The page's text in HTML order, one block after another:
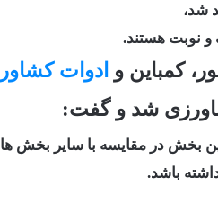
و نوبت هستند.
کمباین و ادوات
شد و گفت:
بخش در مقایسه با سایر بخش
باشد.